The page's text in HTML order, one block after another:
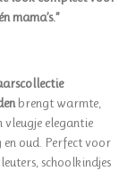
mama’s.”
brengt warmte,
vleugje elegantie
oud. Perfect voor
schoolkindjes